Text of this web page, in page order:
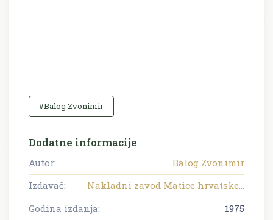
#Balog Zvonimir
Dodatne informacije
Autor:
Balog Zvonimir
Izdavač:
Nakladni zavod Matice hrvatske...
Godina izdanja:
1975